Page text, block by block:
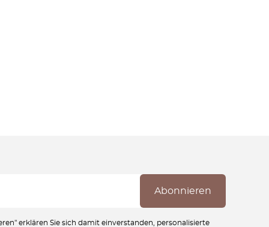
erklären Sie sich damit einverstanden, personalisierte